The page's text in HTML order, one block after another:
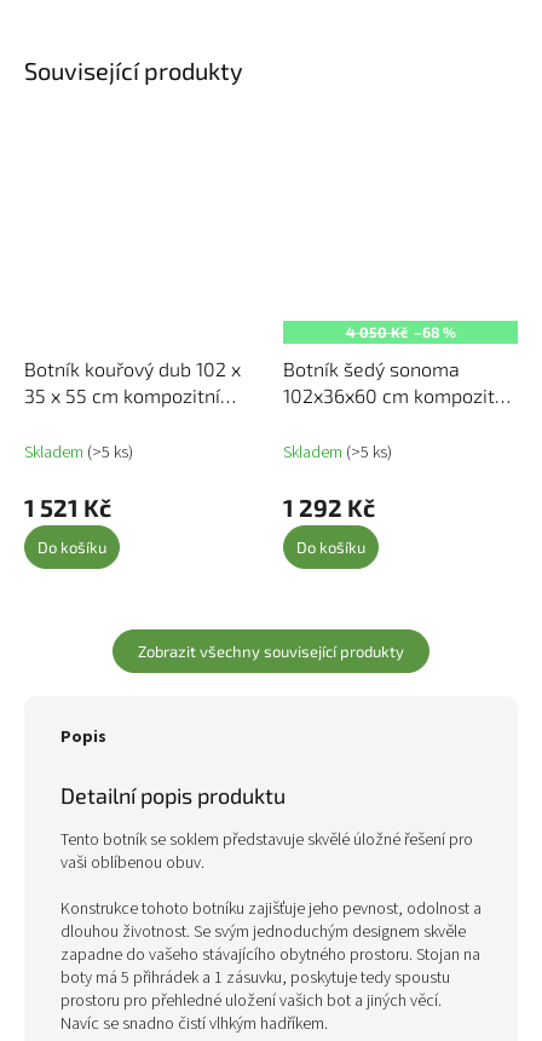
Související produkty
Botník kouřový dub 102 x
35 x 55 cm kompozitní
Skladem (>5 ks)
1 521 Kč
Do košíku
4 050 Kč –68 %
Botník šedý sonoma
102x36x60 cm kompozitní
Skladem (>5 ks)
1 292 Kč
Do košíku
Zobrazit všechny související produkty
Popis
Detailní popis produktu
Tento botník se soklem představuje skvělé úložné řešení pro
vaši oblíbenou obuv.
Konstrukce tohoto botníku zajišťuje jeho pevnost, odolnost a
dlouhou životnost. Se svým jednoduchým designem skvěle
zapadne do vašeho stávajícího obytného prostoru. Stojan na
boty má 5 přihrádek a 1 zásuvku, poskytuje tedy spoustu
prostoru pro přehledné uložení vašich bot a jiných věcí.
Navíc se snadno čistí vlhkým hadříkem.